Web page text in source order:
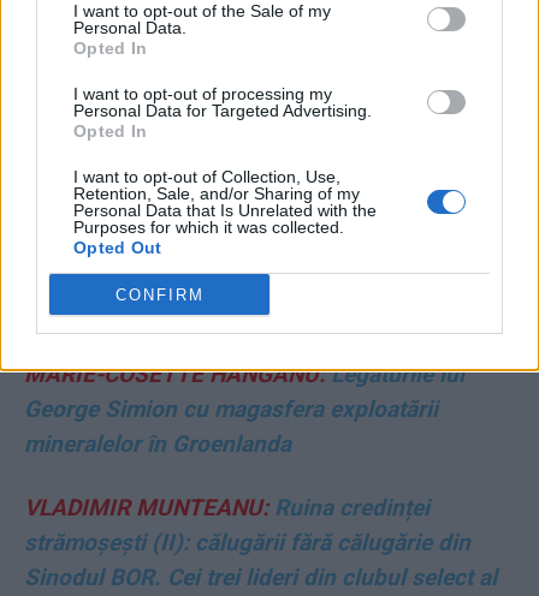
I want to opt-out of the Sale of my
Personal Data.
Opted In
I want to opt-out of processing my
Personal Data for Targeted Advertising.
Opted In
I want to opt-out of Collection, Use,
Retention, Sale, and/or Sharing of my
Personal Data that Is Unrelated with the
Purposes for which it was collected.
Opted Out
CONFIRM
CRISTIAN PĂUN:
crești în înălțime trăgându-te de păr
BOGDAN GLĂVAN:
CRISTIAN GHINEA:Vacile sacre ale
socialiștilor
SORIN BOCANCEA:Chipurile statului paralel
MARIE-COSETTE HANGANU:Legăturile lui
George Simion cu magasfera exploatării
mineralelor în Groenlanda
VLADIMIR MUNTEANU:Ruina credinței
strămoșești (II): călugării fără călugărie din
Sinodul BOR. Cei trei lideri din clubul select al